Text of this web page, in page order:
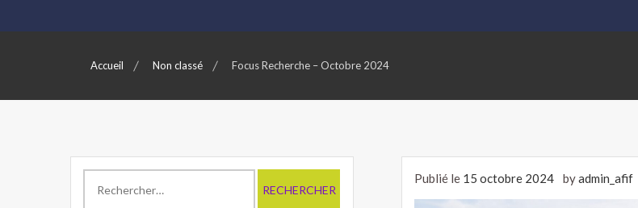
Accueil Non classé Focus Recherche – Octobre 2024
Publié le 15 octobre 2024 byadmin_afif